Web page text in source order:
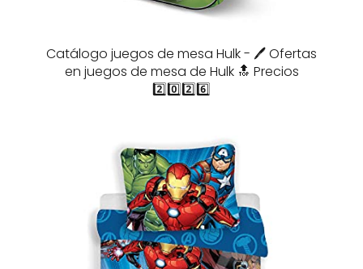
Catálogo juegos de mesa Hulk - 🖊️ Ofertas
en juegos de mesa de Hulk 🔝 Precios
2️⃣0️⃣2️⃣6️⃣